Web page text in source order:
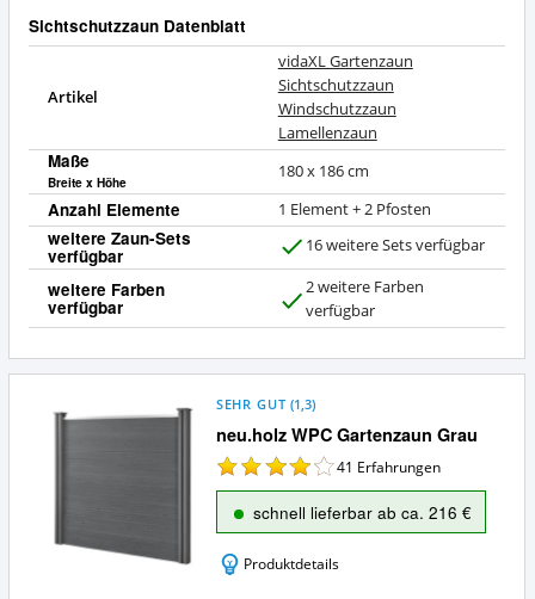
Sichtschutzzaun Datenblatt
Artikel
vidaXL Gartenzaun
Sichtschutzzaun
Windschutzzaun
Lamellenzaun
Maße
Breite x Höhe
180 x 186 cm
Anzahl Elemente 1 Element + 2 Pfosten
weitere Zaun-Sets
verfügbar 16 weitere Sets verfügbar
weitere Farben
verfügbar
a
2 weitere Farben
verfügbar
neu.holz WPC Gartenzaun Grau
SEHR GUT (1,3)
41 Erfahrungen
schnell lieferbar ab ca. 216 €
Produktdetails